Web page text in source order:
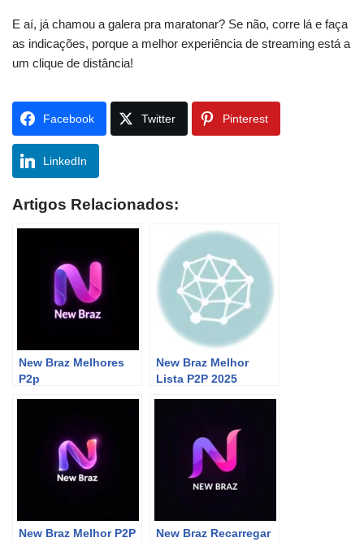
E aí, já chamou a galera pra maratonar? Se não, corre lá e faça
as indicações, porque a melhor experiência de streaming está a
um clique de distância!
Facebook Twitter Pinterest
LinkedIn
Artigos Relacionados:
New Braz Melhores
P2p
New Braz Melhor
Lista P2P 2025
New Braz Melhor P2P
New Braz Recarregar